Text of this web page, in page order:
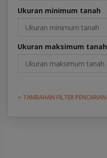
Ukuran minimum tanah
Ukuran maksimum tanah
+ TAMBAHAN FILTER PENCARIAN